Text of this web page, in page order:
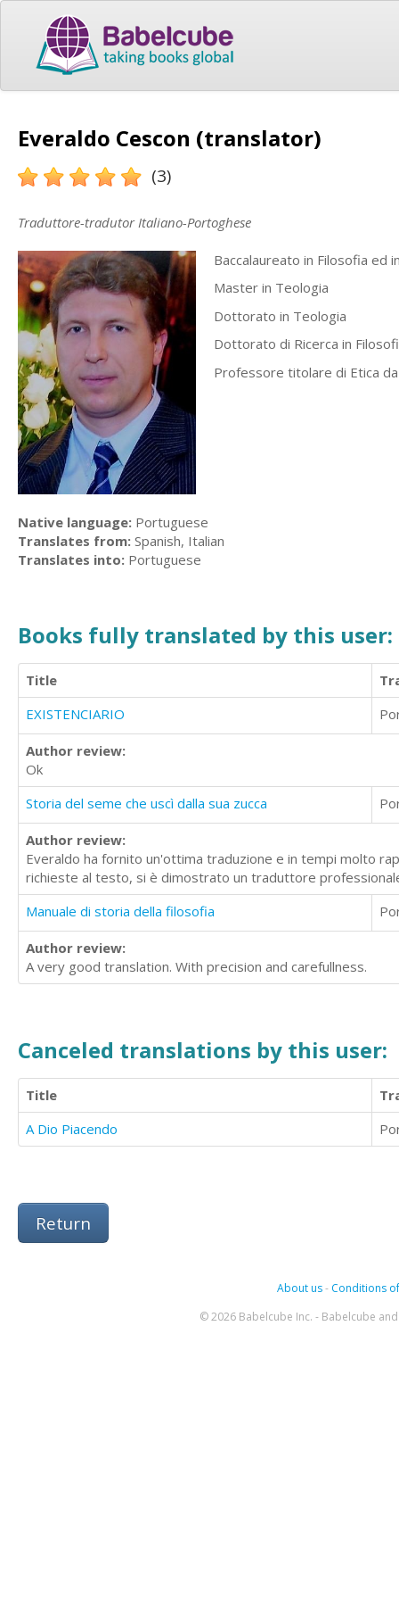
Everaldo Cescon (translator)
(3)
Traduttore-tradutor Italiano-Portoghese
Baccalaureato in Filosofia ed
Master in Teologia
Dottorato in Teologia
Dottorato di Ricerca in
Professore titolare di Etica
Native language: Portuguese
Translates from: Spanish, Italian
Translates into: Portuguese
Books fully translated by this user:
Title
EXISTENCIARIO
Author review:
Ok
Storia del seme che uscì dalla sua zucca
Author review:
Everaldo ha fornito un'ottima traduzione e in tempi molto
richieste al testo, si è dimostrato un traduttore
Manuale di storia della filosofia
Author review:
A very good translation. With precision and carefullness.
Canceled translations by this user:
Title
A Dio Piacendo
Return
About us- Conditions
© 2026 Babelcube Inc. - Babelcube